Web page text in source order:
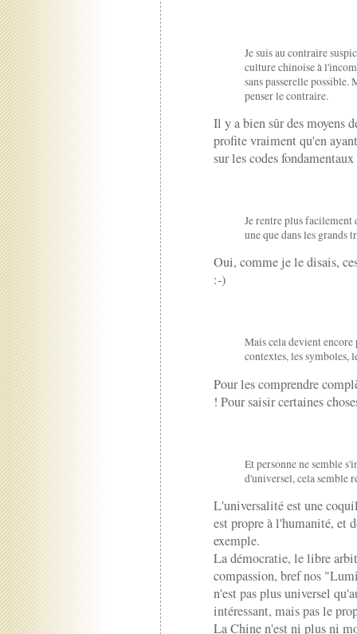
Je suis au contraire
culture chinoise à
sans passerelle
penser le contraire.
Il y a bien sûr des moyens
profite vraiment qu'en
sur les codes
Je rentre plus facilement
une que dans les grands
Oui, comme je le disais,
:-)
Mais cela devient
contextes, les symboles,
Pour les comprendre
! Pour saisir certaines
Et personne ne semble
d'universel, cela semble
L'universalité est une
est propre à l'humanité, et
exemple.
La démocratie, le libre
compassion, bref nos
n'est pas plus universel
intéressant, mais pas le
La Chine n'est ni plus ni